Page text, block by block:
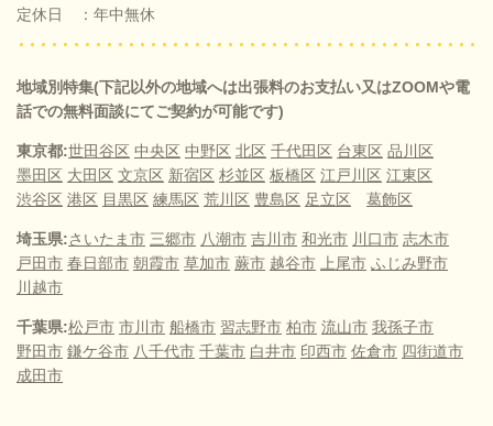
定休日 ：年中無休
地域別特集(下記以外の地域へは出張料のお支払い又はZOOMや電
話での無料面談にてご契約が可能です)
東京都:世田谷区 中央区 中野区 北区 千代田区 台東区 品川区
墨田区 大田区 文京区 新宿区 杉並区 板橋区 江戸川区 江東区
渋谷区 港区 目黒区 練馬区 荒川区 豊島区 足立区 葛飾区
埼玉県:さいたま市 三郷市 八潮市 吉川市 和光市 川口市 志木市
戸田市 春日部市 朝霞市 草加市 蕨市 越谷市 上尾市 ふじみ野市
川越市
千葉県:松戸市 市川市 船橋市 習志野市 柏市 流山市 我孫子市
野田市 鎌ケ谷市 八千代市 千葉市 白井市 印西市 佐倉市 四街道市
成田市